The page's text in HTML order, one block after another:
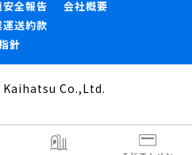
安全報告
会社概要
送約款
針
Co.,Ltd.